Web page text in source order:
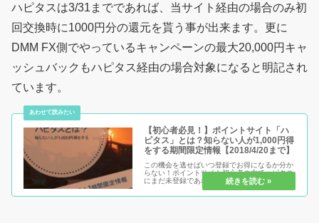
ハピタスは3/31までであれば、当サイト経由の場合のみ初
回交換時に1000円分の還元を貰う事が出来ます。更に
DMM FX側でやっているキャンペーンの最大20,000円キャ
ッシュバックもハピタス経由の場合対象になると明記され
ています。
【初心者必見！】ポイントサイト「ハ
ピタス」とは？知らない人が1,000円得
をする期間限定情報【2018/4/20まで】
この機会を逃せばいつ登録でお得になるか分か
らない！ポイントサイト初心者の方でハピタス
にまだ未登録であれば、まさしくチャンス到来
です。これから先ネットショッピングなどでお
得に買い物したい！もっと節約したい！もっと